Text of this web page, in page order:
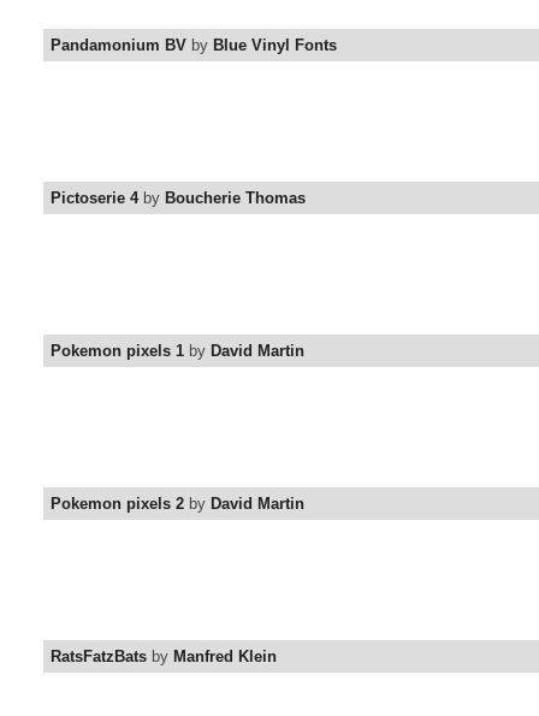
Pandamonium BV by Blue Vinyl Fonts
Pictoserie 4by Boucherie Thomas
Pokemon pixels 1 by David Martin
Pokemon pixels 2 by David Martin
RatsFatzBats by Manfred Klein